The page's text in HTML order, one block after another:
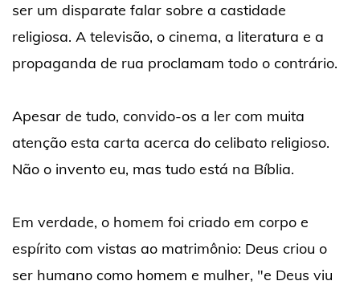
ser um disparate falar sobre a castidade
religiosa. A televisão, o cinema, a literatura e a
propaganda de rua proclamam todo o contrário.
Apesar de tudo, convido-os a ler com muita
atenção esta carta acerca do celibato religioso.
Não o invento eu, mas tudo está na Bíblia.
Em verdade, o homem foi criado em corpo e
espírito com vistas ao matrimônio: Deus criou o
ser humano como homem e mulher, "e Deus viu